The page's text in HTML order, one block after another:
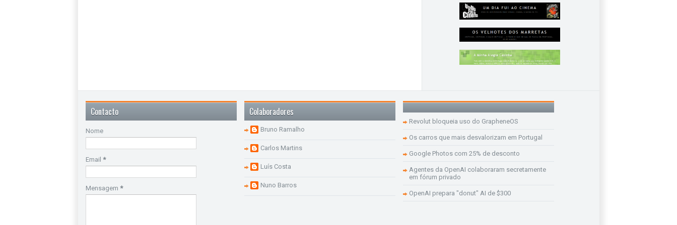
Contacto
Nome
Email *
Mensagem *
Colaboradores
Bruno Ramalho
Carlos Martins
Luís Costa
Nuno Barros
Revolut bloqueia uso do GrapheneOS
Os carros que mais desvalorizam em Portugal
Google Photos com 25% de desconto
Agentes da OpenAI colaboraram secretamente
em fórum privado
OpenAI prepara "donut" AI de $300